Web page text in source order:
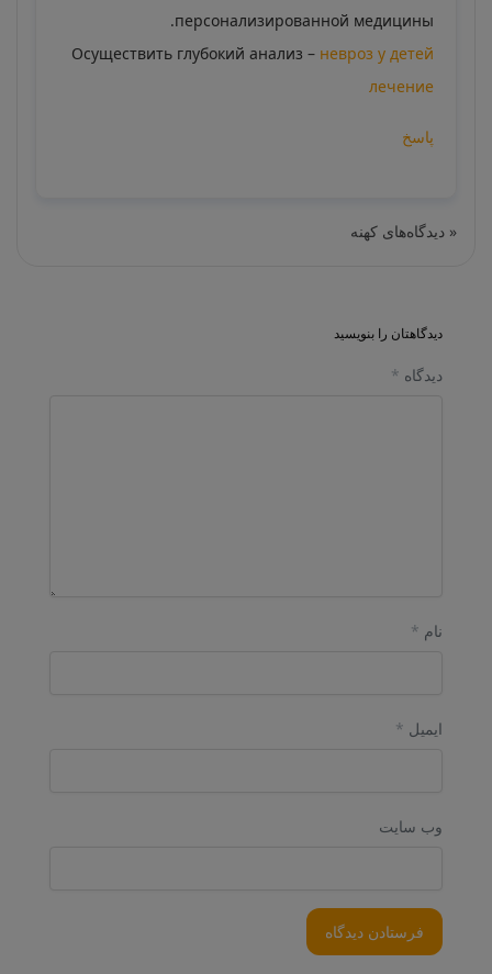
персонализированной медицины.
Осуществить глубокий анализ – невроз у детей
лечение
پاسخ
« دیدگاه‌های کهنه
دیدگاهتان را بنویسید
دیدگاه *
نام *
ایمیل *
وب‌ سایت